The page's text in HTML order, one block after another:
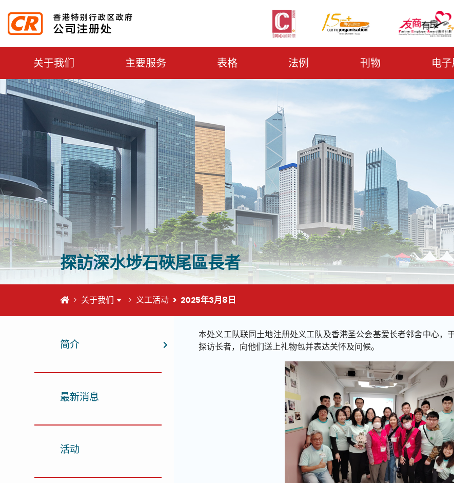
关于我们 主要服务 表格 法例 刊物 电
探訪深水埗石硤尾區長者
首页关于我们 义工活动 2025年3月8日
简介
最新消息
活动
这个页面的主要内容
本处义工队联同土地注册处义工队及香港圣公会基爱长者邻舍中心，
探访长者，向他们送上礼物包并表达关怀及问候。